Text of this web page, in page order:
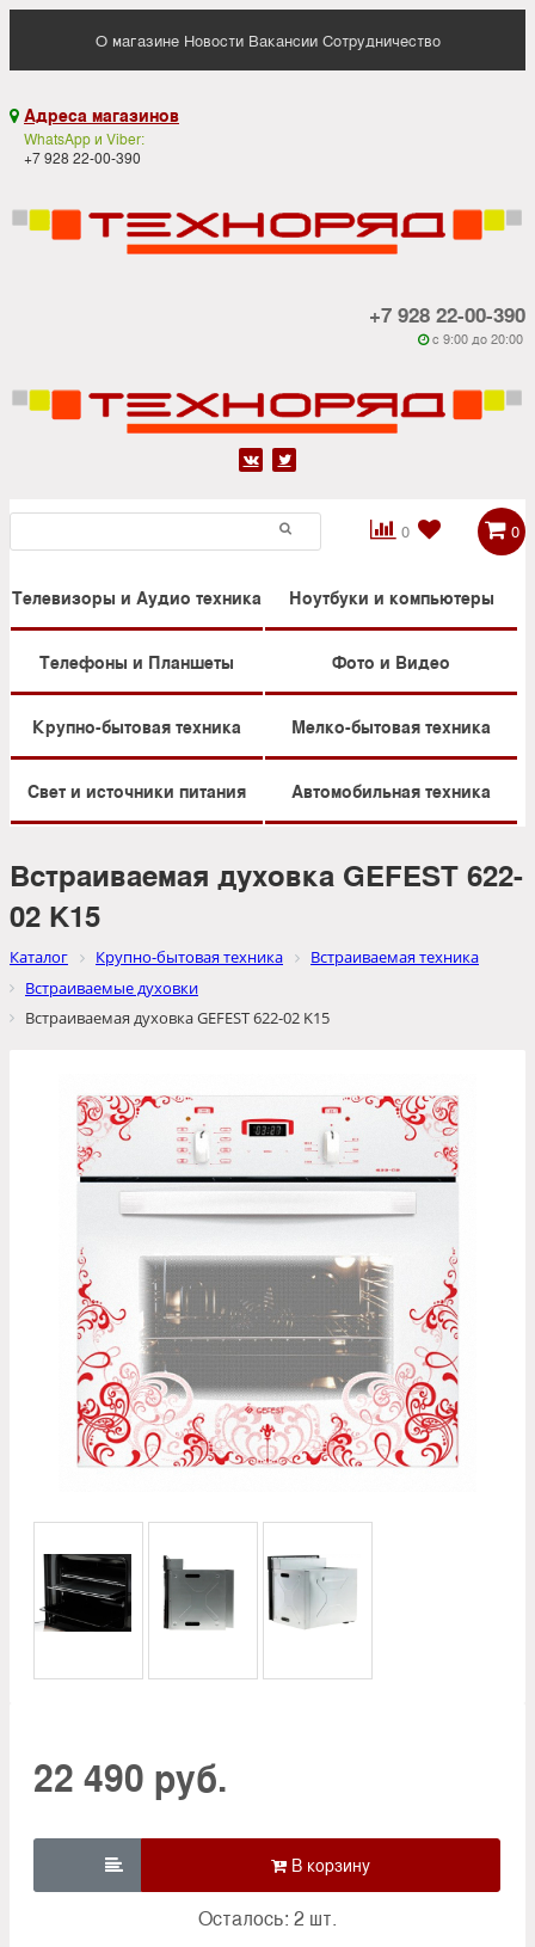
О магазине Новости Вакансии Сотрудничество
 Адреса магазинов
WhatsApp и Viber:
+7 928 22-00-390
+7 928 22-00-390
 c 9:00 до 20:00
 
0

 0
Телевизоры и Аудио техника Ноутбуки и компьютеры
Телефоны и Планшеты Фото и Видео
Крупно-бытовая техника Мелко-бытовая техника
Свет и источники питания Автомобильная техника
Встраиваемая духовка GEFEST 622-
02 K15
Каталог Крупно-бытовая техника
Встраиваемая техника
Встраиваемые духовки
Встраиваемая духовка GEFEST 622-02 K15
22 490 руб.

Осталось: 2 шт.